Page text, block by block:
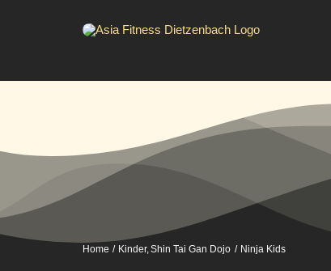
Home Kinder Shin Tai Gan Dojo Ninja Kids